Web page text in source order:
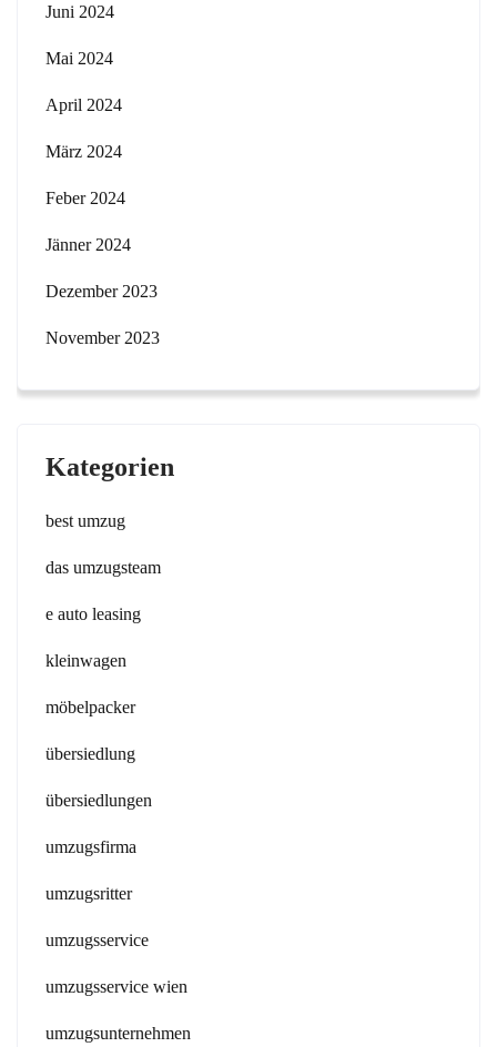
Juni 2024
Mai 2024
April 2024
März 2024
Feber 2024
Jänner 2024
Dezember 2023
November 2023
Kategorien
best umzug
das umzugsteam
e auto leasing
kleinwagen
möbelpacker
übersiedlung
übersiedlungen
umzugsfirma
umzugsritter
umzugsservice
umzugsservice wien
umzugsunternehmen